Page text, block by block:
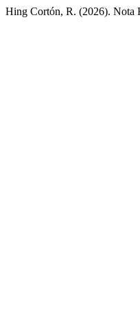
Hing Cortón, R. (2026). Nota